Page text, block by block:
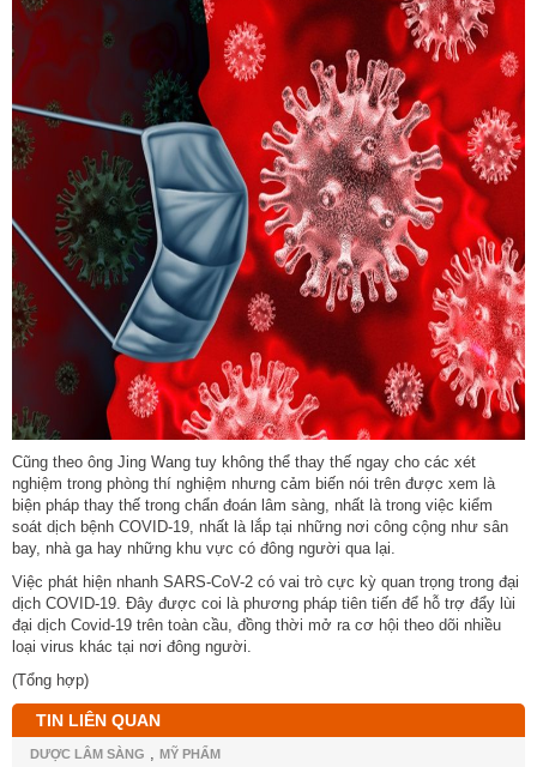
Cũng theo ông Jing Wang tuy không thể thay thế ngay cho các xét
nghiệm trong phòng thí nghiệm nhưng cảm biến nói trên được xem là
biện pháp thay thế trong chẩn đoán lâm sàng, nhất là trong việc kiểm
soát dịch bệnh COVID-19, nhất là lắp tại những nơi công cộng như sân
bay, nhà ga hay những khu vực có đông người qua lại.
Việc phát hiện nhanh SARS-CoV-2 có vai trò cực kỳ quan trọng trong đại
dịch COVID-19. Đây được coi là phương pháp tiên tiến để hỗ trợ đẩy lùi
đại dịch Covid-19 trên toàn cầu, đồng thời mở ra cơ hội theo dõi nhiều
loại virus khác tại nơi đông người.
(Tổng hợp)
TIN LIÊN QUAN
DƯỢC LÂM SÀNG , MỸ PHẨM